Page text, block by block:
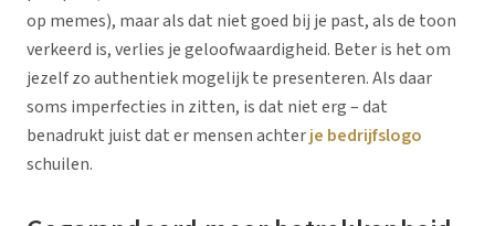
op memes), maar als dat niet goed bij je past, als de toon
verkeerd is, verlies je geloofwaardigheid. Beter is het om
jezelf zo authentiek mogelijk te presenteren. Als daar
soms imperfecties in zitten, is dat niet erg – dat
benadrukt juist dat er mensen achterje bedrijfslogo
schuilen.